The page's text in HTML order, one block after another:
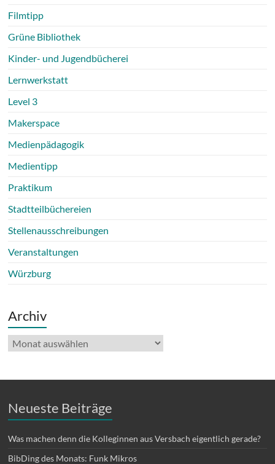
Filmtipp
Grüne Bibliothek
Kinder- und Jugendbücherei
Lernwerkstatt
Level 3
Makerspace
Medienpädagogik
Medientipp
Praktikum
Stadtteilbüchereien
Stellenausschreibungen
Veranstaltungen
Würzburg
Archiv
Archiv
Neueste Beiträge
Was machen denn die Kolleginnen aus Versbach eigentlich gerade?
BibDing des Monats: Funk Mikros